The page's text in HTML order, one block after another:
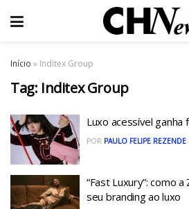
Início » Inditex Group
Tag: Inditex Group
Luxo acessível ganha
POR PAULO FELIPE REZENDE
“Fast Luxury”: como
seu branding ao luxo